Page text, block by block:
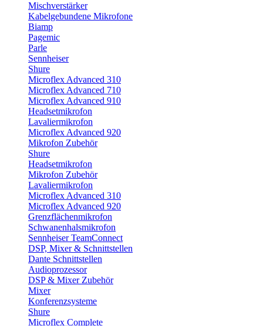
Mischverstärker
Kabelgebundene Mikrofone
Biamp
Pagemic
Parle
Sennheiser
Shure
Microflex Advanced 310
Microflex Advanced 710
Microflex Advanced 910
Headsetmikrofon
Lavaliermikrofon
Microflex Advanced 920
Mikrofon Zubehör
Shure
Headsetmikrofon
Mikrofon Zubehör
Lavaliermikrofon
Microflex Advanced 310
Microflex Advanced 920
Grenzflächenmikrofon
Schwanenhalsmikrofon
Sennheiser TeamConnect
DSP, Mixer & Schnittstellen
Dante Schnittstellen
Audioprozessor
DSP & Mixer Zubehör
Mixer
Konferenzsysteme
Shure
Microflex Complete